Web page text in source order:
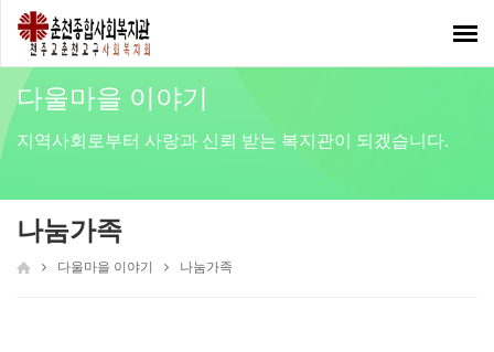
다울마을 이야기
지역사회로부터 사랑과 신뢰 받는 복지관이 되겠습니다.
나눔가족
다울마을 이야기 나눔가족